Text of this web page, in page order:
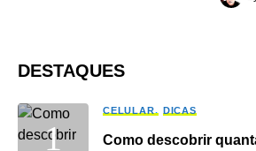
DESTAQUES
CELULAR DICAS
Como descobrir